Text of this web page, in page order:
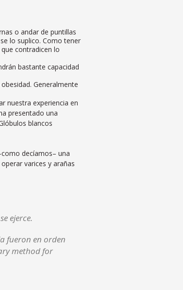
o andar de puntillas
lo suplico. Como tener
contradicen lo
bastante capacidad
Generalmente
nuestra experiencia en
presentado una
blancos
decíamos– una
varices y arañas
ejerce.
fueron en orden
method for